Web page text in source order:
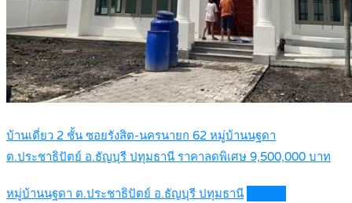
บ้านเดี่ยว 2 ชั้น ซอยรังสิต-นครนายก 62 หมู่บ้านนฐดา
ต.ประชาธิปัตย์ อ.ธัญบุรี ปทุมธานี ราคาลดพิเศษ 9,500,000 บาท
หมู่บ้านนฐดา ต.ประชาธิปัตย์ อ.ธัญบุรี ปทุมธานี